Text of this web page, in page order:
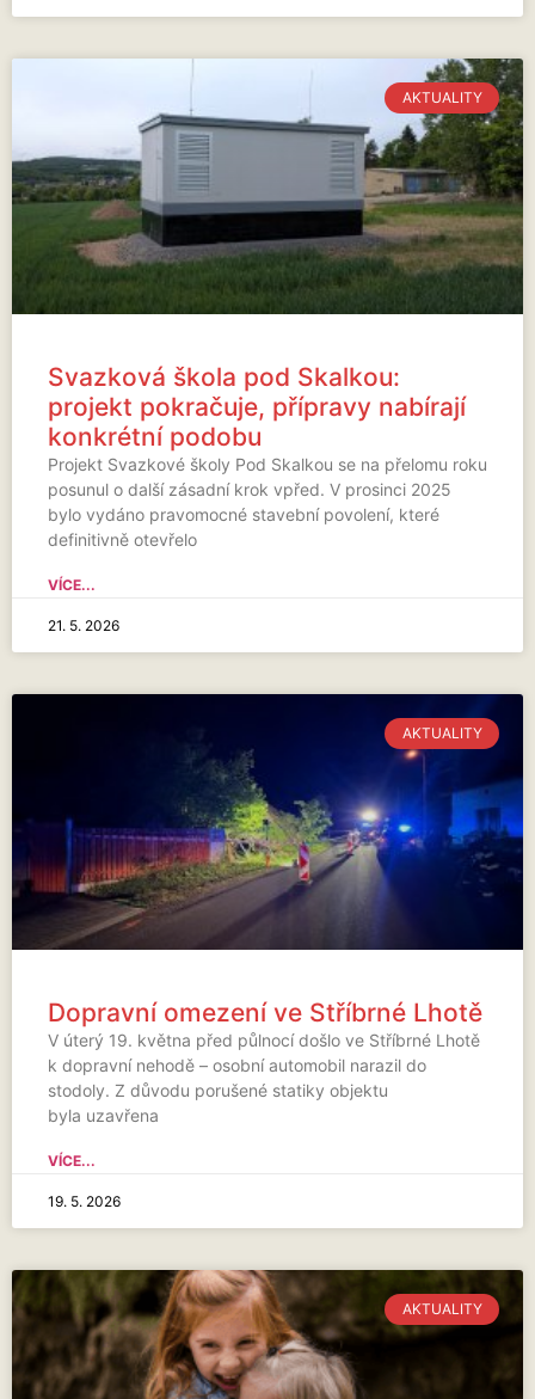
AKTUALITY
Svazková škola pod Skalkou:
projekt pokračuje, přípravy nabírají
konkrétní podobu
Projekt Svazkové školy Pod Skalkou se na přelomu roku
posunul o další zásadní krok vpřed. V prosinci 2025
bylo vydáno pravomocné stavební povolení, které
definitivně otevřelo
VÍCE...
21. 5. 2026
AKTUALITY
Dopravní omezení ve Stříbrné Lhotě
V úterý 19. května před půlnocí došlo ve Stříbrné Lhotě
k dopravní nehodě – osobní automobil narazil do
stodoly. Z důvodu porušené statiky objektu
byla uzavřena
VÍCE...
19. 5. 2026
AKTUALITY